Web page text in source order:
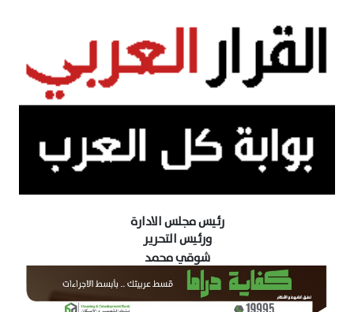
رئيس مجلس الادارة
ورئيس التحرير
شوقي محمد